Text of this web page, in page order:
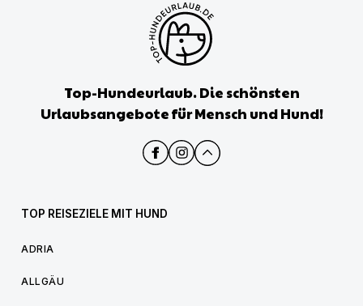
Top-Hundeurlaub. Die schönsten
Urlaubsangebote für Mensch und Hund!
TOP REISEZIELE MIT HUND
ADRIA
ALLGÄU